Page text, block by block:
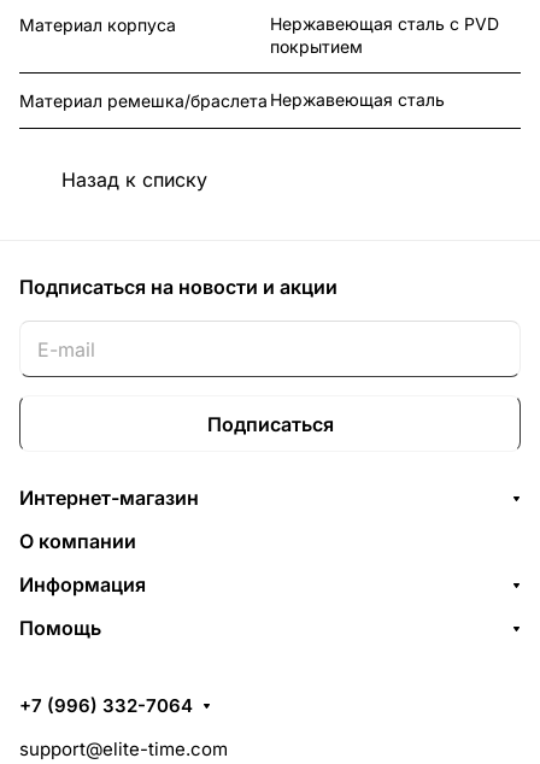
Материал корпуса
Нержавеющая сталь с PVD
покрытием
Материал ремешка/браслета Нержавеющая сталь
Назад к списку
Подписаться на новости и акции
Подписаться
Интернет-магазин
О компании
Информация
Помощь
+7 (996) 332-7064
support@elite-time.com